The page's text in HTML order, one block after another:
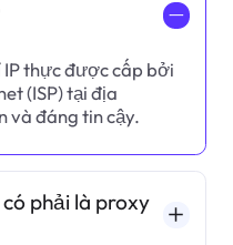
一
IP thực được cấp bởi
(ISP) tại địa
và đáng tin cậy.
phải là proxy